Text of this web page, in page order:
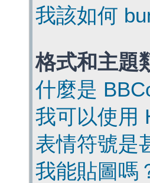
我該如何
格式和主題
什麼是
我可以使用
表情符號是
我能貼圖嗎